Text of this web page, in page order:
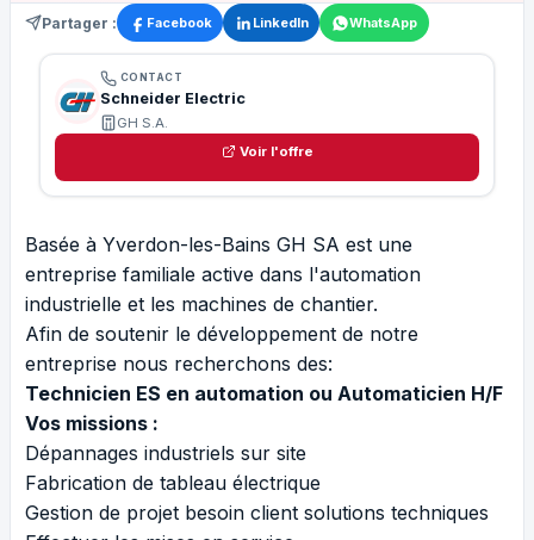
Partager : Facebook LinkedIn WhatsApp
CONTACT
Schneider Electric
GH S.A.
Voir l'offre
Basée à Yverdon-les-Bains GH SA est une
entreprise familiale active dans l'automation
industrielle et les machines de chantier.
Afin de soutenir le développement de notre
entreprise nous recherchons des:
Technicien ES en automation ou Automaticien H/F
Vos missions :
Dépannages industriels sur site
Fabrication de tableau électrique
Gestion de projet besoin client solutions techniques